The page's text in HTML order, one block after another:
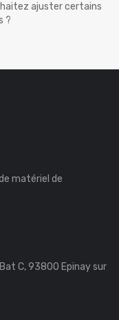
ajuster certains
?
matériel de
C, 93800 Epinay sur